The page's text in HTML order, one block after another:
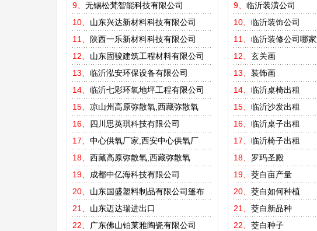
9、 无锡松梵智能科技有限公司
10、 山东兴达新材料科技有限公司
11、
陕西一乐新材料科技有限公司
12、 山东固骏建筑工程材料有限公司
13、 临沂泓安环保设备有限公司
14、 临沂七彩环氧地坪工程有限公司
15、 凉山州高原弥散氧,西藏弥散氧
16、 四川思英琪科技有限公司
17、 中心供氧厂家,西安中心供氧厂
18、 西藏高原弥散氧,西藏弥散氧
19、 成都中亿海科技有限公司
20、 山东国盛塑料制品有限公司篷布
21、 山东迈达瑞进出口
22、
广东佛山铂莱雅陶瓷有限公司
9、 临沂装潢公司
10、 临沂装饰公司
11、 临沂装修公司哪
12、 玄关画
13、 装饰画
14、 临沂桌椅出租
15、 临沂沙发出租
16、 临沂桌子出租
17、 临沂椅子出租
18、 罗玛圣殿
19、 茭白亩产量
20、 茭白如何种植
21、 茭白新品种
22、 茭白种子